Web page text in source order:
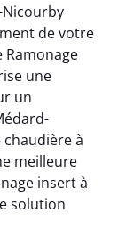
Nicourby
de votre
Ramonage
une
un
à
meilleure
insert à
solution